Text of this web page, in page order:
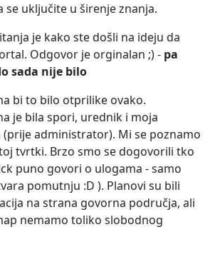
se uključite u širenje znanja.
je kako ste došli na ideju da
Odgovor je orginalan ;) - pa
sada nije bilo
bi to bilo otprilike ovako.
je bila spori, urednik i moja
administrator). Mi se poznamo
tvrtki. Brzo smo se dogovorili tko
puno govori o ulogama - samo
pomutnju :D ). Planovi su bili
na strana govorna područja, ali
nemamo toliko slobodnog